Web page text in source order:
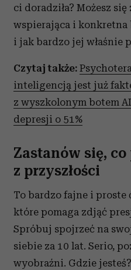
korzystasz z naszej witryny,
społecznościowym,
Partnerzy mogą połączyć
korzystania z ich usług.
ci doradziła? Możesz
wspierająca i konkretna
i jak bardzo jej właśnie
Czytaj także:
inteligencją jest już
z wyszkolonym botem
depresji o 51%
Zastanów się,
z przyszłości
To bardzo fajne i
które pomaga zdjąć
Spróbuj spojrzeć na
siebie za 10 lat. Serio,
wyobraźni. Gdzie